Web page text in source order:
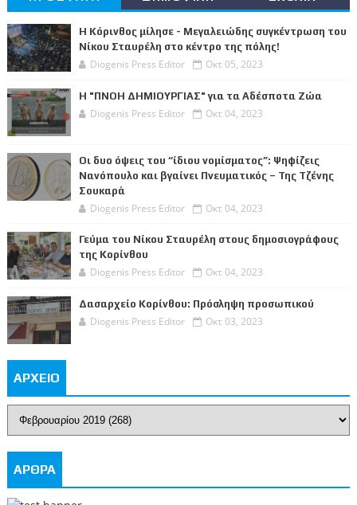
Η Κόρινθος μίλησε - Μεγαλειώδης συγκέντρωση του
Νίκου Σταυρέλη στο κέντρο της πόλης!
Diogenis Press Editor Οκτ 05, 2023
Η "ΠΝΟΗ ΔΗΜΙΟΥΡΓΙΑΣ" για τα Αδέσποτα Ζώα
Diogenis Press Editor Οκτ 04, 2023
Οι δυο όψεις του “ίδιου νομίσματος”: Ψηφίζεις
Νανόπουλο και βγαίνει Πνευματικός – Της Τζένης
Σουκαρά
Diogenis Press Editor Οκτ 04, 2023
Γεύμα του Νίκου Σταυρέλη στους δημοσιογράφους
της Κορίνθου
Diogenis Press Editor Οκτ 04, 2023
Δασαρχείο Κορίνθου: Πρόσληψη προσωπικού
Diogenis Press Editor Οκτ 03, 2023
ΑΡΧΕΙΟ
ΑΡΘΡΑ